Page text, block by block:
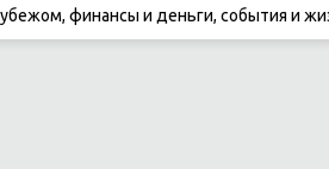
финансы и деньги, сοбытия и